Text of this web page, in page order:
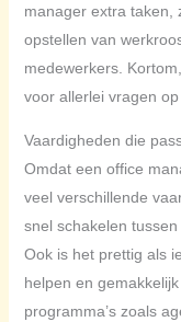
manager extra taken,
opstellen van
medewerkers.
voor allerlei vragen op
Vaardigheden die
Omdat een office
veel verschillende
snel schakelen
Ook is het prettig als
helpen en
programma’s zoals